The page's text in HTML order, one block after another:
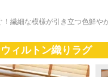
！繊細な模様が引き立つ色鮮
ィルトン織りラグ